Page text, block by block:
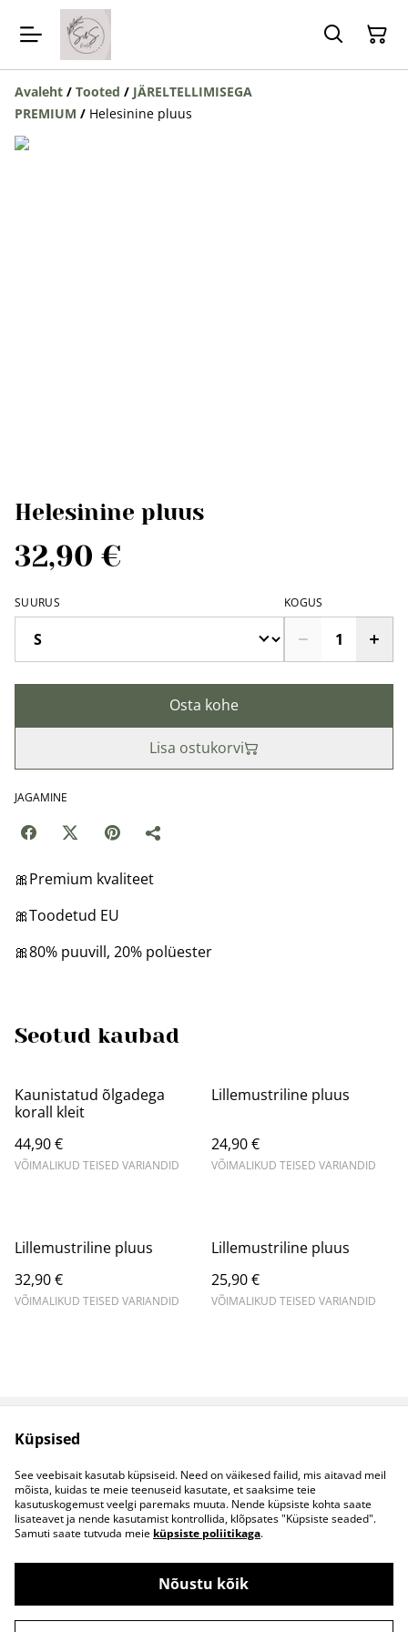
Avaleht / Tooted / JÄRELTELLIMISEGA
PREMIUM / Helesinine pluus
Helesinine pluus
32,90 €
SUURUS KOGUS
Osta kohe
Lisa ostukorvi
JAGAMINE
🎀Premium kvaliteet
🎀Toodetud EU
🎀80% puuvill, 20% polüester
Seotud kaubad
Kaunistatud õlgadega
korall kleit
44,90 €
VÕIMALIKUD TEISED VARIANDID
Lillemustriline pluus
24,90 €
VÕIMALIKUD TEISED VARIANDID
Lillemustriline pluus
32,90 €
VÕIMALIKUD TEISED VARIANDID
Lillemustriline pluus
25,90 €
VÕIMALIKUD TEISED VARIANDID
Müügitingimused
Küpsised
Kontaktid
B2B koostöö
©2026S&S Riided
Küpsised
See veebisait kasutab küpsiseid. Need on väikesed failid, mis aitavad meil
mõista, kuidas te meie teenuseid kasutate, et saaksime teie
kasutuskogemust veelgi paremaks muuta. Nende küpsiste kohta saate
lisateavet ja nende kasutamist kontrollida, klõpsates "Küpsiste seaded".
Samuti saate tutvuda meie küpsiste poliitikaga.
Nõustu kõik